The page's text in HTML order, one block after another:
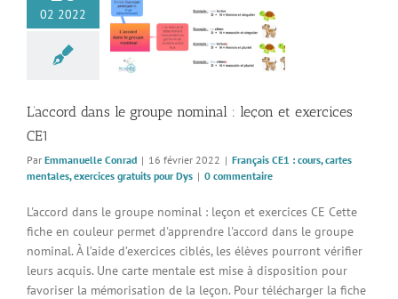
02 2022
dans le groupe
: leçon et
: cours, cartes
L’accord dans le groupe nominal : leçon et exercices
CE1
Par Emmanuelle Conrad | 16 février 2022 | Français CE1 : cours, cartes
mentales, exercices gratuits pour Dys | 0 commentaire
L'accord dans le groupe nominal : leçon et exercices CE Cette
fiche en couleur permet d'apprendre l'accord dans le groupe
nominal. À l’aide d’exercices ciblés, les élèves pourront vérifier
leurs acquis. Une carte mentale est mise à disposition pour
favoriser la mémorisation de la leçon. Pour télécharger la fiche